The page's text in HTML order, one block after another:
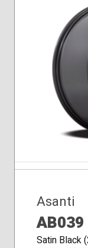
Asanti
Satin Black